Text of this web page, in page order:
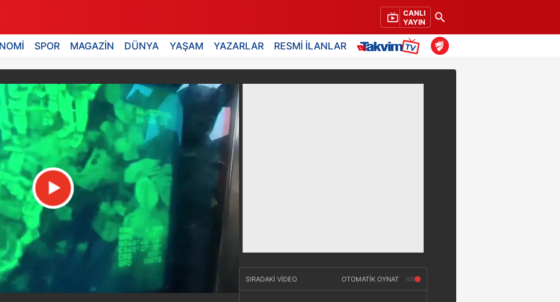
CANLI
YAYIN
SPOR MAGAZİN DÜNYA YAŞAM YAZARLAR RESMİ İLANLAR
SIRADAKİ VİDEO OTOMATİK OYNAT